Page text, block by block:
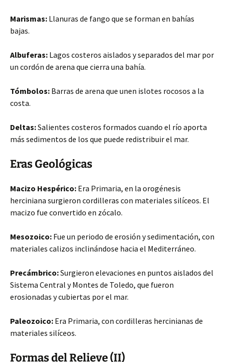
Marismas: Llanuras de fango que se forman en bahías
bajas.
Albuferas: Lagos costeros aislados y separados del mar por
un cordón de arena que cierra una bahía.
Tómbolos: Barras de arena que unen islotes rocosos a la
costa.
Deltas:Salientes costeros formados cuando el río aporta
más sedimentos de los que puede redistribuir el mar.
Eras Geológicas
Macizo Hespérico: Era Primaria, en la orogénesis
herciniana surgieron cordilleras con materiales silíceos. El
macizo fue convertido en zócalo.
Mesozoico: Fue un periodo de erosión y sedimentación, con
materiales calizos inclinándose hacia el Mediterráneo.
Precámbrico:Surgieron elevaciones en puntos aislados del
Sistema Central y Montes de Toledo, que fueron
erosionadas y cubiertas por el mar.
Paleozoico: Era Primaria, con cordilleras hercinianas de
materiales silíceos.
Formas del Relieve (II)